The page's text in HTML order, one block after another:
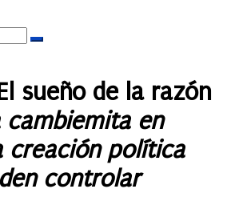
sueño de la razón
cambiemita en
creación política
controlar